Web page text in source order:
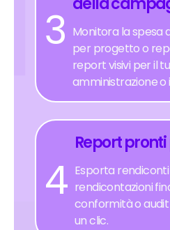
3 Monitora la spesa
per progetto o
report visivi per il
amministrazione o
4
Report
Esporta
rendicontazioni
conformità o
un clic.